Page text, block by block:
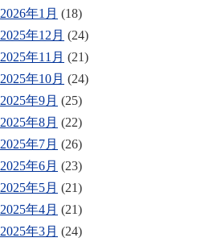
2026年1月 (18)
2025年12月 (24)
2025年11月 (21)
2025年10月 (24)
2025年9月 (25)
2025年8月 (22)
2025年7月 (26)
2025年6月 (23)
2025年5月 (21)
2025年4月 (21)
2025年3月 (24)